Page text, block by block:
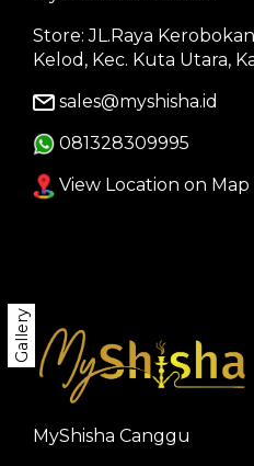
Gallery
Store: JL.Raya
Kelod, Kec. Kuta Utara,
sales@myshisha.id
081328309995
View Location on Map
MyShisha Canggu